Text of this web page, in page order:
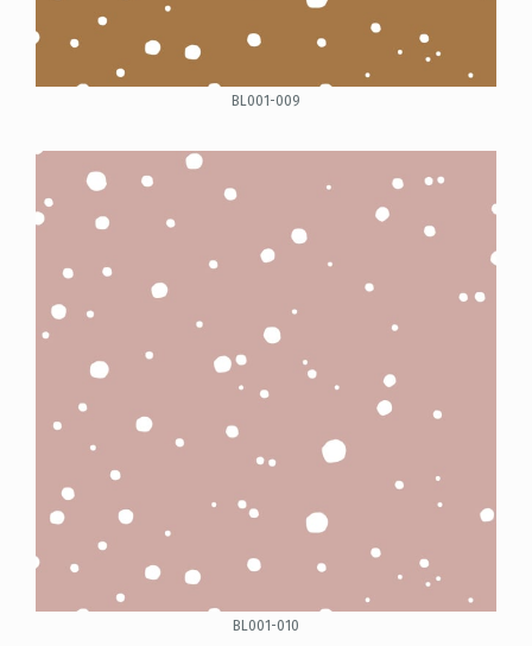
BL001-009
BL001-010